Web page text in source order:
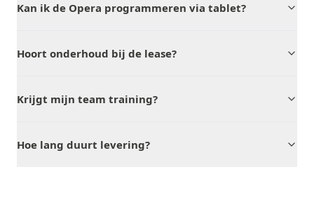
Kan ik de Opera programmeren via tablet?
Hoort onderhoud bij de lease?
Krijgt mijn team training?
Hoe lang duurt levering?